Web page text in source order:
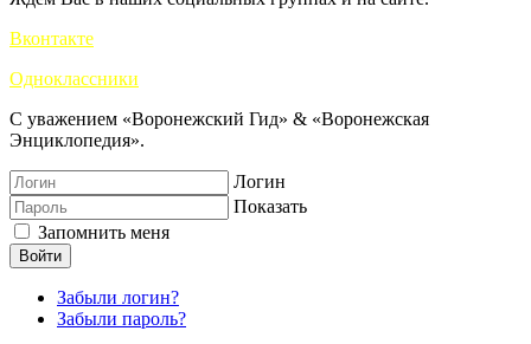
Вконтакте
Одноклассники
С уважением «Воронежский Гид» & «Воронежская
Энциклопедия».
Логин
Показать
Запомнить меня
Войти
Забыли логин?
Забыли пароль?